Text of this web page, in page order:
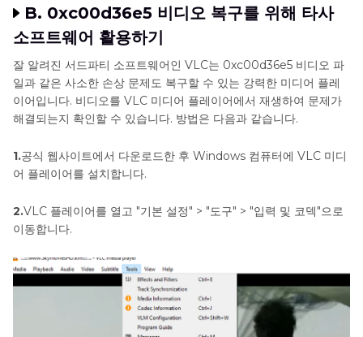
B. 0xc00d36e5 비디오 복구를 위해 타사
소프트웨어 활용하기
잘 알려진 서드파티 소프트웨어인 VLC는 0xc00d36e5 비디오 파
일과 같은 사소한 손상 문제도 복구할 수 있는 강력한 미디어 플레
이어입니다. 비디오를 VLC 미디어 플레이어에서 재생하여 문제가
해결되는지 확인할 수 있습니다. 방법은 다음과 같습니다.
1.공식 웹사이트에서 다운로드한 후 Windows 컴퓨터에 VLC 미디
어 플레이어를 설치합니다.
2.VLC 플레이어를 열고 "기본 설정" > "도구" > "입력 및 코덱"으로
이동합니다.